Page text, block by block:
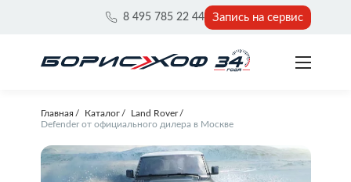
8 495 785 22 44 Запись на сервис
Главная Каталог
Land Rover
Defender от официального дилера в Москве